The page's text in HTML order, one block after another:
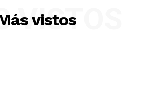
vistos
VISTOS